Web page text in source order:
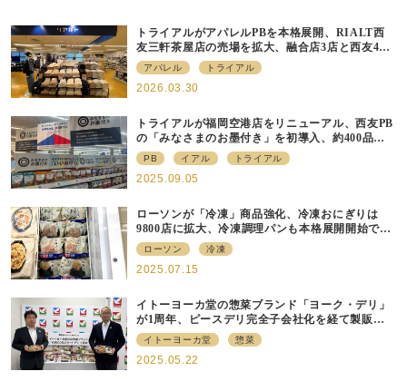
トライアルがアパレルPBを本格展開、RIALT西
友三軒茶屋店の売場を拡大、融合店3店と西友40
店にも商品導入へ
アパレル トライアル
2026.03.30
トライアルが福岡空港店をリニューアル、⻄友PB
の「みなさまのお墨付き」を初導⼊、約400品⽬
を販売
PB イアル トライアル
2025.09.05
ローソンが「冷凍」商品強化、冷凍おにぎりは
9800店に拡大、冷凍調理パンも本格展開開始で約
700店での展開へ
ローソン 冷凍
2025.07.15
イトーヨーカ堂の惣菜ブランド「ヨーク・デリ」
が1周年、ピースデリ完全子会社化を経て製販連
携強化の現在地
イトーヨーカ堂 惣菜
2025.05.22